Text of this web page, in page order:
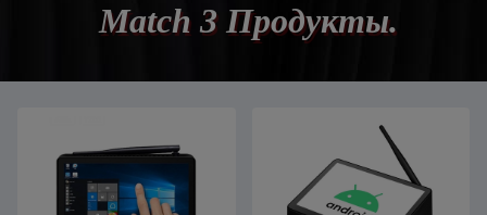
Match 3 Продукты.